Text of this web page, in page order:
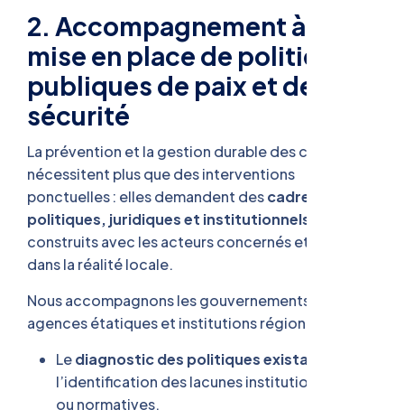
2. Accompagnement à la
mise en place de politiques
publiques de paix et de
sécurité
La prévention et la gestion durable des conflits
nécessitent plus que des interventions
ponctuelles : elles demandent descadres
politiques, juridiques et institutionnels solides
construits avec les acteurs concernés et ancrés
dans la réalité locale.
Nous accompagnons les gouvernements,
agences étatiques et institutions régionales dans :
Lediagnostic des politiques existantes
l’identification des lacunes institutionnelles
ou normatives.